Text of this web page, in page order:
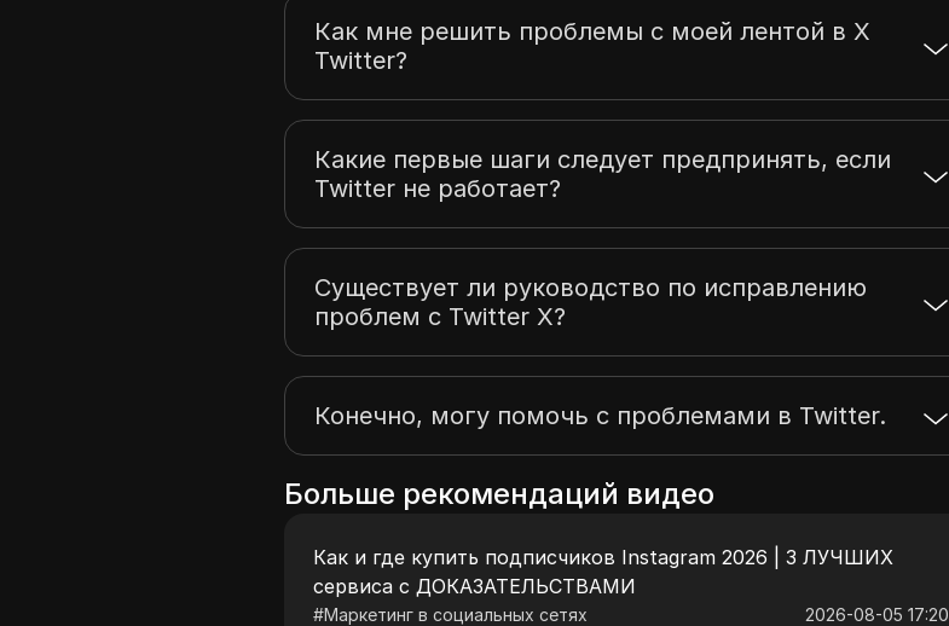
Как мне решить проблемы с моей лентой в X
Twitter?
Какие первые шаги следует предпринять, если
Twitter не работает?
Существует ли руководство по исправлению
проблем с Twitter X?
Конечно, могу помочь с проблемами в Twitter.
Больше рекомендаций видео
Как и где купить подписчиков Instagram 2026 | 3 ЛУЧШИХ
сервиса с ДОКАЗАТЕЛЬСТВАМИ
#Маркетинг в социальных сетях 2026-08-05 17:20